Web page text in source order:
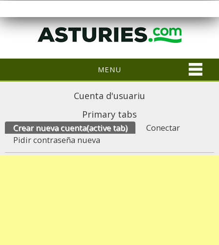
MENU
Cuenta d'usuariu
Primary tabs
Crear nueva cuenta(active tab)
Conectar
Pidir contraseña nueva